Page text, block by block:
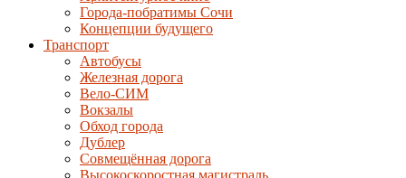
Города-побратимы Сочи
Концепции будущего
Транспорт
Автобусы
Железная дорога
Вело-СИМ
Вокзалы
Обход города
Дублер
Совмещённая дорога
Высокоскоростная магистраль